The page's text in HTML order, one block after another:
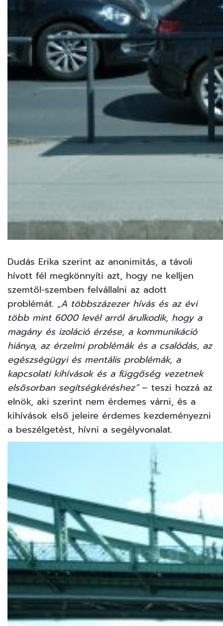
Dudás Erika szerint az anonimitás, a távoli
hívott fél megkönnyíti azt, hogy ne kelljen
szemtől-szemben felvállalni az adott
problémát. „A többszázezer hívás és az évi
több mint 6000 levél arról árulkodik, hogy a
magány és izoláció érzése, a kommunikáció
hiánya, az érzelmi problémák és a csalódás, az
egészségügyi és mentális problémák, a
kapcsolati kihívások és a függőség vezetnek
elsősorban segítségkéréshez”– teszi hozzá az
elnök, aki szerint nem érdemes várni, és a
kihívások első jeleire érdemes kezdeményezni
a beszélgetést, hívni a segélyvonalat.